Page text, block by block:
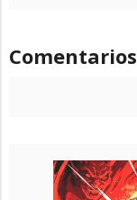
Comentarios